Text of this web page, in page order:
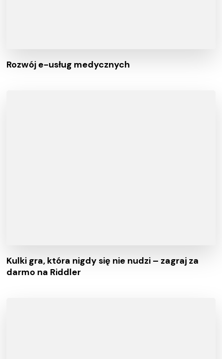
Rozwój e-usług medycznych
Kulki gra, która nigdy się nie nudzi – zagraj za
darmo na Riddler